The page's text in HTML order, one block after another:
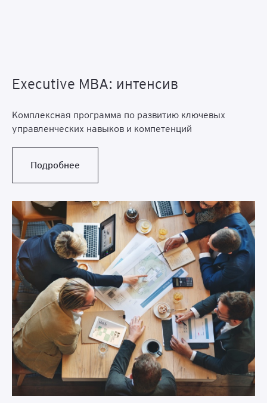
Executive MBA: интенсив
Комплексная программа по развитию ключевых
управленческих навыков и компетенций
Подробнее